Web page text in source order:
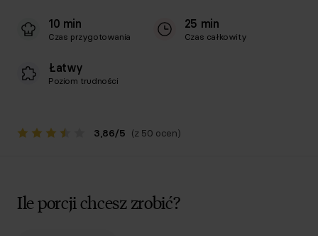
10 min
Czas przygotowania
25 min
Czas całkowity
Łatwy
Poziom trudności
3,86/5 (z 50 ocen)
Ile porcji chcesz zrobić?